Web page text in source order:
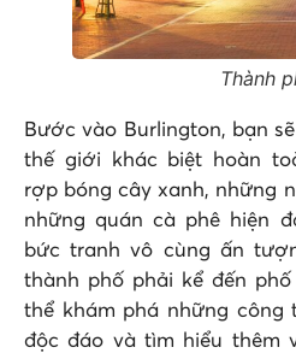
Thành
Bước vào Burlington, bạn
thế giới khác biệt hoàn
rợp bóng cây xanh, những
những quán cà phê hiện
bức tranh vô cùng ấn
thành phố phải kể đến
thể khám phá những công
độc đáo và tìm hiểu thêm